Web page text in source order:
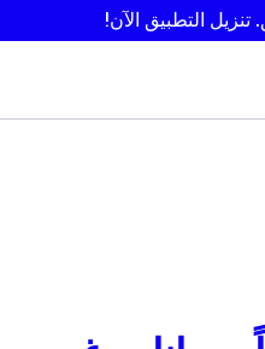
تنزيل التطبيق الآن!